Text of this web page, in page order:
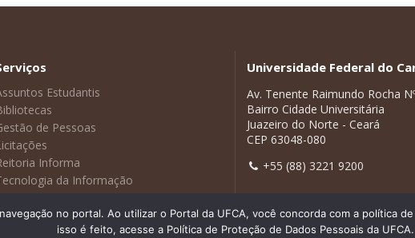
Estudantis
de Pessoas
Informa
da Informação
Webmail
Universidade Federal do
Av. Tenente Raimundo Rocha
Bairro Cidade Universitária
Juazeiro do Norte - Ceará
CEP 63048-080
+55 (88) 3221 9200
no portal. Ao utilizar o Portal da UFCA, você concorda com a política
isso é feito, acesse a Política de Proteção de Dados Pessoais da UFCA.